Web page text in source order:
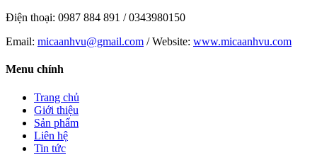
Điện thoại: 0987 884 891 / 0343980150
Email: micaanhvu@gmail.com / Website: www.micaanhvu.com
Menu chính
Trang chủ
Giới thiệu
Sản phẩm
Liên hệ
Tin tức